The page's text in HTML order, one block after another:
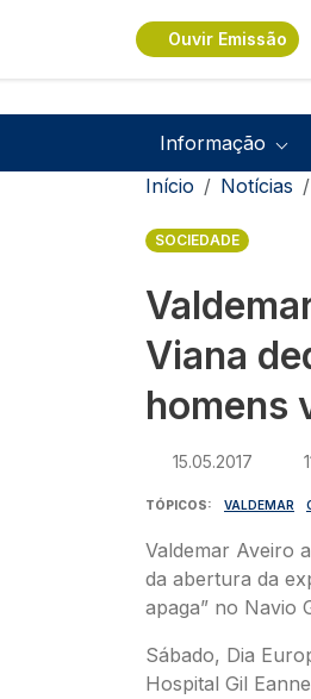
Ouvir Emissão
Informação
Início Notícias
SOCIEDADE
Viana
homens
15.05.2017
TÓPICOS VALDEMAR
Valdemar Aveiro
da abertura da
apaga” no Navio
Sábado, Dia
Hospital Gil